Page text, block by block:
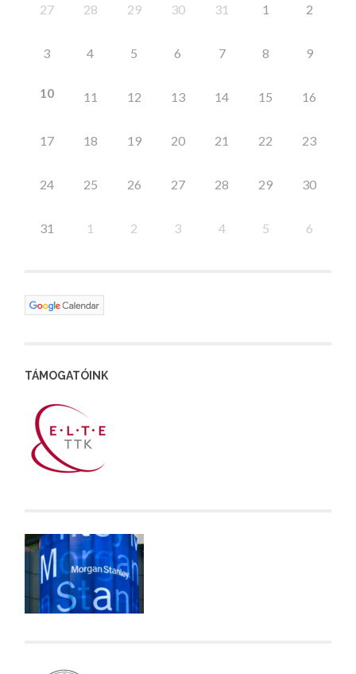
27 28 29 30 31 1 2
3 4 5 6 7 8 9
10 11 12 13 14 15 16
17 18 19 20 21 22 23
24 25 26 27 28 29 30
31 1 2 3 4 5 6
TÁMOGATÓINK